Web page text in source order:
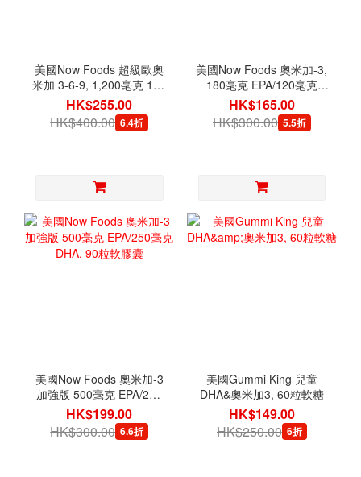
美國Now Foods 超級歐奧
米加 3-6-9, 1,200毫克 180
粒軟膠囊
HK$255.00
HK$400.00 6.4折
美國Now Foods 奧米加-3,
180毫克 EPA/120毫克
DHA, 200粒軟膠囊
HK$165.00
HK$300.00 5.5折
美國Now Foods 奧米加-3
加強版 500毫克 EPA/250
毫克 DHA, 90粒軟膠囊
HK$199.00
HK$300.00 6.6折
美國Gummi King 兒童
DHA&奧米加3, 60粒軟糖
HK$149.00
HK$250.00 6折